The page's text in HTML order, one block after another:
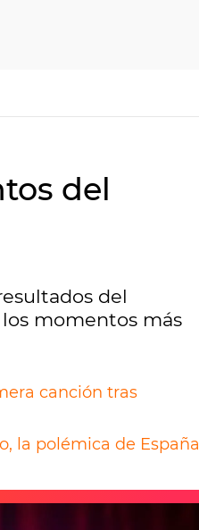
del
del
momentos más
canción tras
la polémica de España